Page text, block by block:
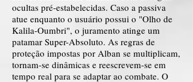
ocultas pré-estabelecidas. Caso a passiva
atue enquanto o usuário possui o "Olho de
Kalila-Oumbri", o juramento atinge um
patamar Super-Absoluto. As regras de
proteção impostas por Alban se multiplicam,
tornam-se dinâmicas e reescrevem-se em
tempo real para se adaptar ao combate. O